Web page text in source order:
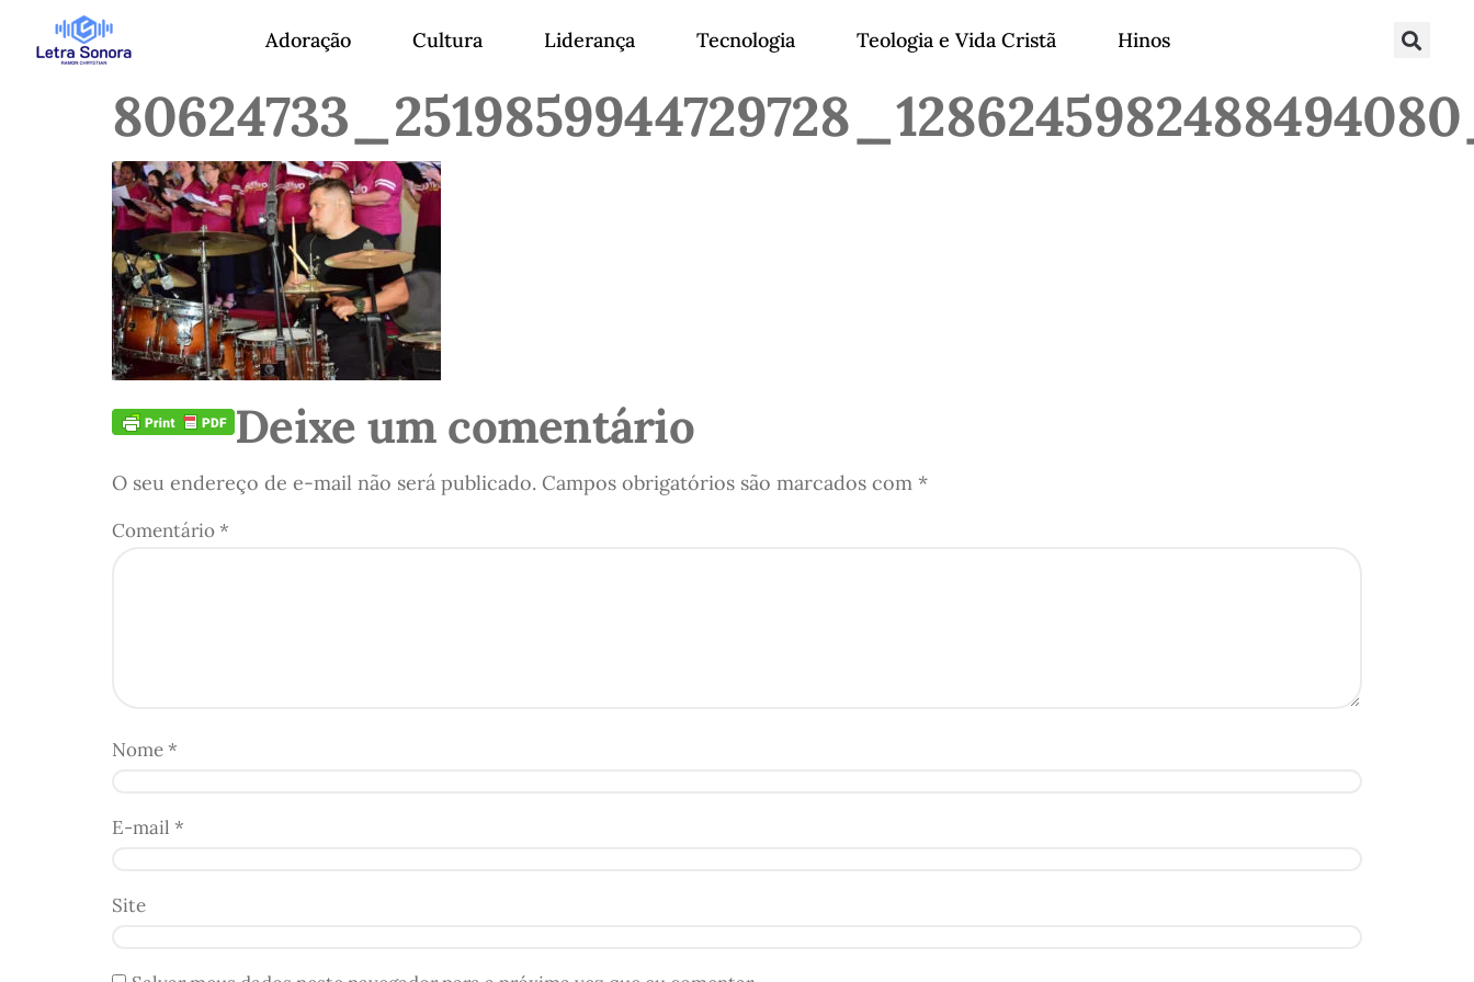
Adoração Cultura Liderança Tecnologia Teologia e Vida Cristã Hinos
Deixe um comentário
O seu endereço de e-mail não será publicado. Campos obrigatórios são marcados com *
Comentário*
Nome*
E-mail *
Site